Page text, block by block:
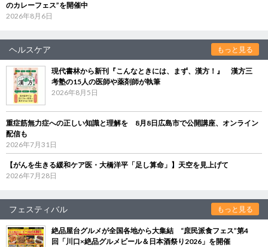
のカレーフェス”を開催中
2026年8月6日
ヘルスケア もっと見る
現代書林から新刊『こんなときには、まず、漢方！』 漢方三
考塾の15人の医師や薬剤師が執筆
2026年8月5日
重症筋無力症への正しい知識と理解を 8月8日広島市で公開講座、オンライン
配信も
2026年7月31日
【がんを生きる緩和ケア医・大橋洋平「足し算命」】天空を見上げて
2026年7月28日
フェスティバル もっと見る
絶品屋台グルメが全国各地から大集結 “庶民派食フェス”第4
回「川口×絶品グルメビール＆日本酒祭り2026」を開催